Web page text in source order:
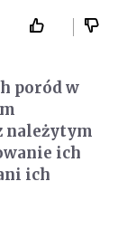
poród w
należytym
ich
ich